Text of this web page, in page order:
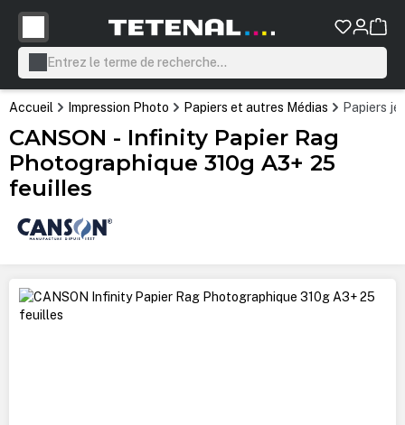
principal
Accueil Impression Photo Papiers et autres Médias Papiers
CANSON - Infinity Papier Rag
Photographique 310g A3+ 25
feuilles
Ignorer la galerie d'images